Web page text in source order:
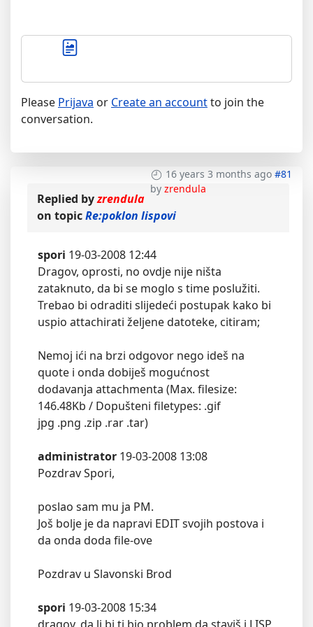
Please Prijava or Create an accountto join the
conversation.
16 years 3 months ago #81
by zrendula
Replied byzrendula
on topicRe:poklon lispovi
spori 19-03-2008 12:44
Dragov, oprosti, no ovdje nije ništa
zataknuto, da bi se moglo s time poslužiti.
Trebao bi odraditi slijedeći postupak kako bi
uspio attachirati željene datoteke, citiram;
Nemoj ići na brzi odgovor nego ideš na
quote i onda dobiješ mogućnost
dodavanja attachmenta (Max. filesize:
146.48Kb / Dopušteni filetypes: .gif
jpg .png .zip .rar .tar)
administrator 19-03-2008 13:08
Pozdrav Spori,
poslao sam mu ja PM.
Još bolje je da napravi EDIT svojih postova i
da onda doda file-ove
Pozdrav u Slavonski Brod
spori 19-03-2008 15:34